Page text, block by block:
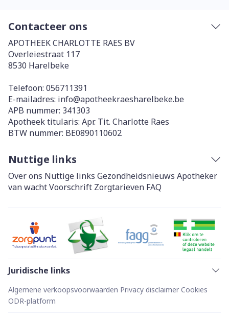
Contacteer ons
APOTHEEK CHARLOTTE RAES BV
Overleiestraat 117
8530 Harelbeke
Telefoon: 056711391
E-mailadres: info@apotheekraesharelbeke.be
APB nummer: 341303
Apotheek titularis: Apr. Tit. Charlotte Raes
BTW nummer: BE0890110602
Nuttige links
Over ons Nuttige links Gezondheidsnieuws Apotheker
van wachtVoorschrift Zorgtarieven FAQ
Juridische links
Algemene verkoopsvoorwaarden Privacy disclaimer Cookies
ODR-platform